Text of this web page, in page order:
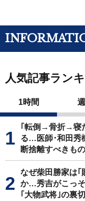
人気記事ラン
1時間
｢転倒→骨折→寝
る…医師･和田秀
断捨離すべきも
なぜ柴田勝家は｢
か…秀吉がこっ
｢大物武将｣の裏